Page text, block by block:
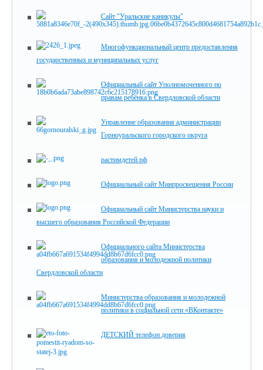
Сайт "Уральские каникулы"
Многофункциональный центр предоставления
государственных и муниципальных услуг
Официальный сайт Уполномоченного по
правам ребёнка в Свердловской области
Управление образования администрации
Горноуральского городского округа
растимдетей.рф
Официальный сайт Минпросвещения России
Официальный сайт Министерства науки и
высшего образования Российской Федерации
Официального сайта Министерства
образования и молодежной политики
Свердловской области
Министерства образования и молодежной
политики в социальной сети «ВКонтакте»
ДЕТСКИЙ телефон доверия